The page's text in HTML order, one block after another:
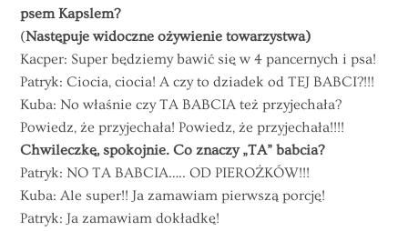
psem Kapslem?
(Następuje widoczne ożywienie towarzystwa)
Kacper: Super będziemy bawić się w 4 pancernych i psa!
Patryk: Ciocia, ciocia! A czy to dziadek od TEJ BABCI?!!!
Kuba: No właśnie czy TA BABCIA też przyjechała?
Powiedz, że przyjechała! Powiedz, że przyjechała!!!!
Chwileczkę, spokojnie. Co znaczy „TA” babcia?
Patryk: NO TA BABCIA….. OD PIEROŻKÓW!!!
Kuba: Ale super!! Ja zamawiam pierwszą porcję!
Patryk: Ja zamawiam dokładkę!